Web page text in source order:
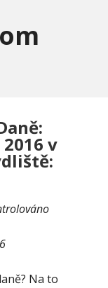
v
Na to